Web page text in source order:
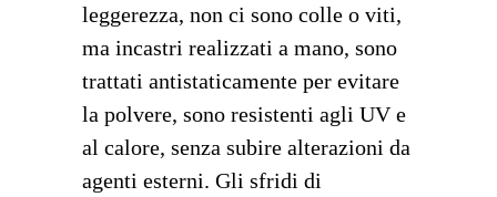
leggerezza, non ci sono colle o viti,
ma incastri realizzati a mano, sono
trattati antistaticamente per evitare
la polvere, sono resistenti agli UV e
al calore, senza subire alterazioni da
agenti esterni. Gli sfridi di